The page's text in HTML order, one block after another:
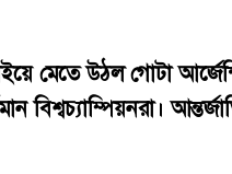
উঠল গোটা
বিশ্বচ্যাম্পিয়নরা।